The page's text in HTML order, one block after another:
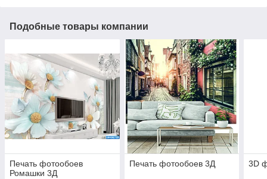
Подобные товары компании
Печать фотообоев
Ромашки 3Д
Печать фотообоев 3Д 3D